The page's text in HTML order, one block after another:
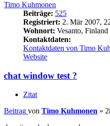
Timo Kuhmonen
Beiträge: 525
Registriert: 2. Mär 2007,
Wohnort: Vesanto,
Kontaktdaten:
Kontaktdaten von Timo
Website
chat window test ?
Zitat
Beitrag von Timo Kuhmonen »